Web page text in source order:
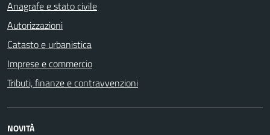
Anagrafe e stato civile
Autorizzazioni
Catasto e urbanistica
Imprese e commercio
Tributi, finanze e contravvenzioni
NOVITÀ